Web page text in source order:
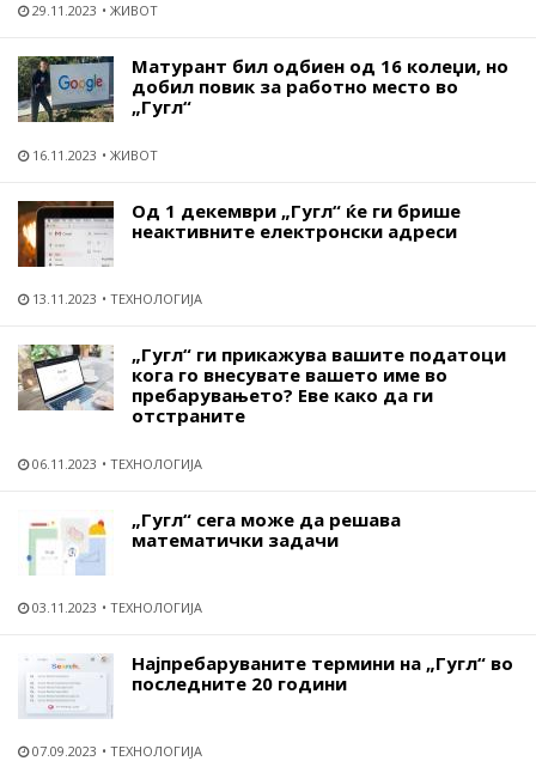
29.11.2023 ЖИВОТ
Матурант бил одбиен од 16 колеџи, но
добил повик за работно место во
„Гугл“
16.11.2023 ЖИВОТ
Од 1 декември „Гугл“ ќе ги брише
неактивните електронски адреси
13.11.2023 ТЕХНОЛОГИЈА
„Гугл“ ги прикажува вашите податоци
кога го внесувате вашето име во
пребарувањето? Еве како да ги
отстраните
06.11.2023 ТЕХНОЛОГИЈА
„Гугл“ сега може да решава
математички задачи
03.11.2023 ТЕХНОЛОГИЈА
Најпребаруваните термини на „Гугл“ во
последните 20 години
07.09.2023 ТЕХНОЛОГИЈА